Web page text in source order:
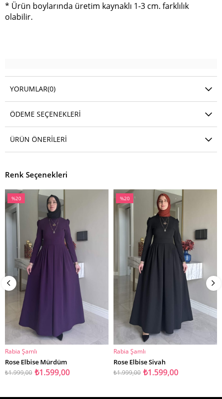
* Ürün boylarında üretim kaynaklı 1-3 cm. farklılık
olabilir.
YORUMLAR(0)
ÖDEME SEÇENEKLERI
ÜRÜN ÖNERILERI
Renk Seçenekleri
SEPETE EKLE
%20
İndirim
%20İndirim
Rabia Şamlı
Rose Elbise Mürdüm
₺1.599,00
₺1.999,00
SEPETE EKLE
%20
İndirim
%20İndirim
Rabia Şamlı
Rose Elbise Siyah
₺1.599,00
₺1.999,00